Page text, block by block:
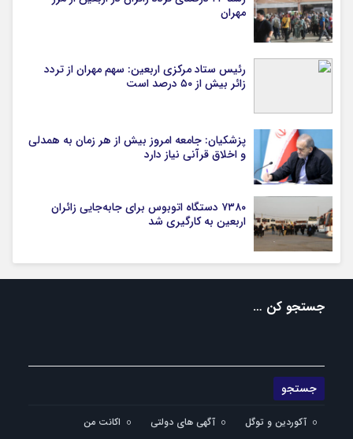
مهران
رئیس ستاد مرکزی اربعین: سهم مهران از تردد
زائر بیش از ۵۰ درصد است
پزشکیان: جامعه امروز بیش از هر زمان به همدلی
و اخلاق قرآنی نیاز دارد
۷۳۸۰ دستگاه اتوبوس برای جابه‌جایی زائران
اربعین به‌ کارگیری شد
جستجو کن …
آکوردین و توگل آگهی های دولتی
اکانت من